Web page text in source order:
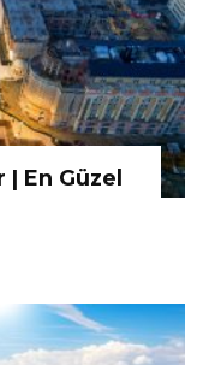
En Güzel